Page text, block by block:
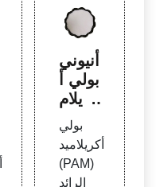
أنيوني
بولي أ
كريلام
يد بام
بوليمر
مندف
للجلو
بولي
أكريلاميد
(PAM)
الرائد